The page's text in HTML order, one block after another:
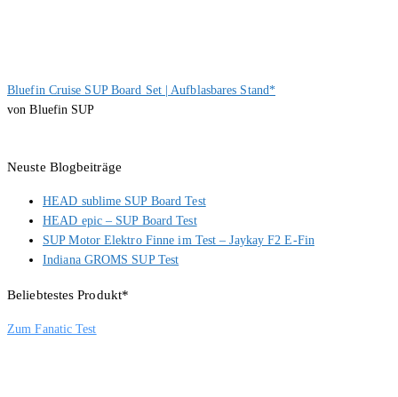
Bluefin Cruise SUP Board Set | Aufblasbares Stand*
von Bluefin SUP
Neuste Blogbeiträge
HEAD sublime SUP Board Test
HEAD epic – SUP Board Test
SUP Motor Elektro Finne im Test – Jaykay F2 E-Fin
Indiana GROMS SUP Test
Beliebtestes Produkt*
Zum Fanatic Test